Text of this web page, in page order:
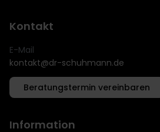
Kontakt
E-Mail
kontakt@dr-schuhmann.de
Beratungstermin vereinbaren
Information